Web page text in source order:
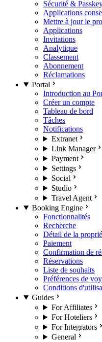
Sécurité &
Applications
Mettre à jour le
Applications
Invitations
Analytique
Classement
Abonnement
Réclamations
Portal
Introduction au
Créer un compte
Tableau de bord
Tâches
Notifications
Extranet
Link Manager
Payment
Settings
Social
Studio
Travel Agent
Booking Engine
Fonctionnalités
Recherche
Détail de la
Paiement
Confirmation de
Réservations
Liste de souhaits
Préférences de
Conditions
Guides
For Affiliates
For Hoteliers
For Integrators
General